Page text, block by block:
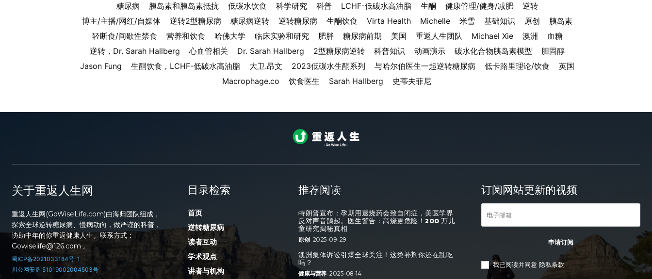
糖尿病 胰岛素和胰岛素抵抗 低碳水饮食 科学研究 科普 LCHF-低碳水高油脂 生酮 健康管理/健身/减肥
逆转
博主/主播/网红/自媒体
逆转2型糖尿病 糖尿病逆转 逆转糖尿病 生酮饮食 Virta Health Michelle 米雪 基础知识 原创
胰岛素
轻断食/间歇性禁食
营养和饮食 哈佛大学 临床实验和研究 肥胖 糖尿病前期 美国 重返人生团队 Michael Xie 澳洲
血糖
逆转，Dr. Sarah Hallberg
心血管相关 Dr. Sarah Hallberg 2型糖尿病逆转 科普知识 动画演示 碳水化合物胰岛素模型
胆固醇
Jason Fung
生酮饮食，LCHF-低碳水高油脂 大卫.昂文 2023低碳水生酮系列 与哈尔伯医生一起逆转糖尿病 低卡路里理论/饮食
英国
Macrophage.co
饮食医生 Sarah Hallberg 史蒂夫菲尼
关于重返人生网
重返人生网(GoWiseLife.com)由海归团队组成，
探索全球逆转糖尿病、慢病动向，做严谨的科普，
协助中年的你重返健康人生。联系方式：
Gowiselife@126.com 。
蜀ICP备2021033184号-1
川公网安备 51019002004503号
目录检索
首页
逆转糖尿病
读者互动
学术观点
讲者与机构
推荐阅读
特朗普宣布：孕期用退烧药会致自闭症，美医学界
反对声音鹊起。医生警告：高烧更危险！200 万儿
童研究揭秘真相
原创 2025-09-29
澳洲集体诉讼引爆全球关注！这类补剂你还在乱吃
吗？
健康与营养 2025-08-14
订阅网站更新的视频
申请订阅
我已阅读并同意 隐私条款.